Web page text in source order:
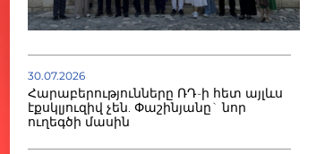
30.07.2026
Հարաբերությունները ՌԴ-ի հետ այլևս
էքսկլյուզիվ չեն. Փաշինյանը` նոր
ուղեգծի մասին